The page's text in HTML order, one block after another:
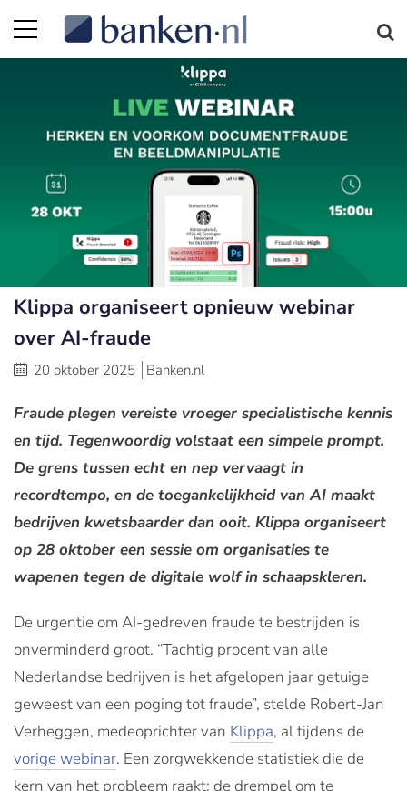
Klippa organiseert opnieuw webinar
over AI-fraude
20 oktober 2025 Banken.nl
Fraude plegen vereiste vroeger specialistische kennis
en tijd. Tegenwoordig volstaat een simpele prompt.
De grens tussen echt en nep vervaagt in
recordtempo, en de toegankelijkheid van AI maakt
bedrijven kwetsbaarder dan ooit. Klippa organiseert
op 28 oktober een sessie om organisaties te
wapenen tegen de digitale wolf in schaapskleren.
De urgentie om AI-gedreven fraude te bestrijden is
onverminderd groot. “Tachtig procent van alle
Nederlandse bedrijven is het afgelopen jaar getuige
geweest van een poging tot fraude”, stelde Robert-Jan
Verheggen, medeoprichter van Klippa, al tijdens de
vorige webinar. Een zorgwekkende statistiek die de
kern van het probleem raakt: de drempel om te